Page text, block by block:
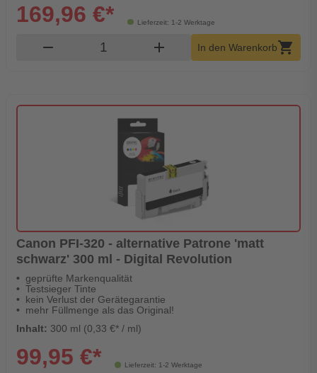
Lieferzeit: 1-2 Werktage
169,96 €*
remove Produkt Warenkorb Menge
add In den Warenkorbshopping_cart
Canon PFI-320 - alternative Patrone 'matt
schwarz' 300 ml - Digital Revolution
geprüfte Markenqualität
Testsieger Tinte
kein Verlust der Gerätegarantie
mehr Füllmenge als das Original!
Inhalt: 300 ml (0,33 €* / ml)
Lieferzeit: 1-2 Werktage
99,95 €*